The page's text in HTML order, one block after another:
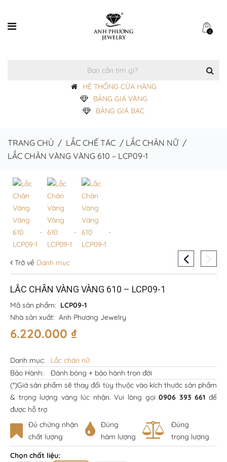
0
HỆ THỐNG CỬA HÀNG
BẢNG GIÁ VÀNG
BẢNG GIÁ BẠC
TRANG CHỦ / LẮC CHẾ TÁC / LẮC CHÂN NỮ/
LẮC CHÂN VÀNG VÀNG 610 – LCP09-1
Trở về Danh mục
LẮC CHÂN VÀNG VÀNG 610 – LCP09-1
Mã sản phẩm: LCP09-1
Nhà sản xuất: Anh Phương Jewelry
6.220.000 ₫
Danh mục:
Lắc chân nữ
Bảo Hành:
Đánh bóng + bảo hành trọn đời
(*)Giá sản phẩm sẽ thay đổi tùy thuộc vào kích thước sản phẩm
& trọng lượng vàng lúc nhận. Vui lòng gọi0906 393 661 để
được hỗ trợ
Đủ chứng nhận
chất lượng
Đúng
hàm lượng
Đúng
trọng lượng
Chọn chất liệu: